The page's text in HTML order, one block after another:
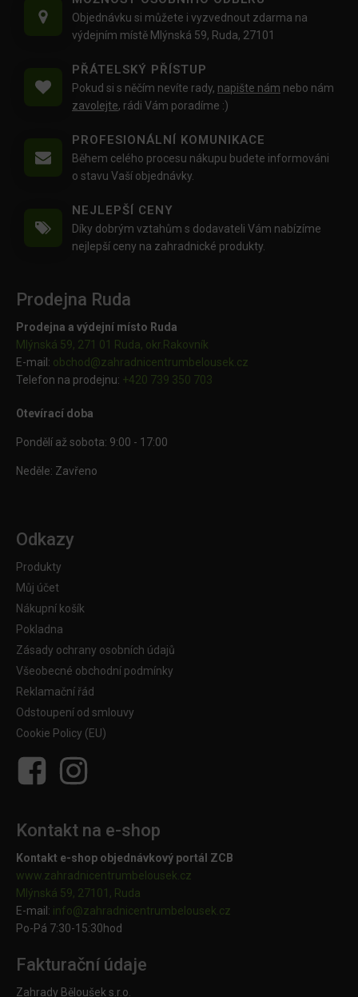
Objednávku si můžete i vyzvednout zdarma na
výdejním místě Mlýnská 59, Ruda, 27101
PŘÁTELSKÝ PŘÍSTUP
Pokud si s něčím nevíte rady, napište nám nebo nám
zavolejte, rádi Vám poradíme :)
PROFESIONÁLNÍ KOMUNIKACE
Během celého procesu nákupu budete informováni
o stavu Vaší objednávky.
NEJLEPŠÍ CENY
Díky dobrým vztahům s dodavateli Vám nabízíme
nejlepší ceny na zahradnické produkty.
Prodejna Ruda
Prodejna a výdejní místo Ruda
Mlýnská 59, 271 01 Ruda, okr.Rakovník
E-mail: obchod@zahradnicentrumbelousek.cz
Telefon na prodejnu: +420 739 350 703
Otevírací doba
Pondělí až sobota: 9:00 - 17:00
Neděle: Zavřeno
Odkazy
Produkty
Můj účet
Nákupní košík
Pokladna
Zásady ochrany osobních údajů
Všeobecné obchodní podmínky
Reklamační řád
Odstoupení od smlouvy
Cookie Policy (EU)
Kontakt na e-shop
Kontakt e-shop objednávkový portál ZCB
www.zahradnicentrumbelousek.cz
Mlýnská 59, 27101, Ruda
E-mail: info@zahradnicentrumbelousek.cz
Po-Pá 7:30-15:30hod
Fakturační údaje
Zahrady Běloušek s.r.o.